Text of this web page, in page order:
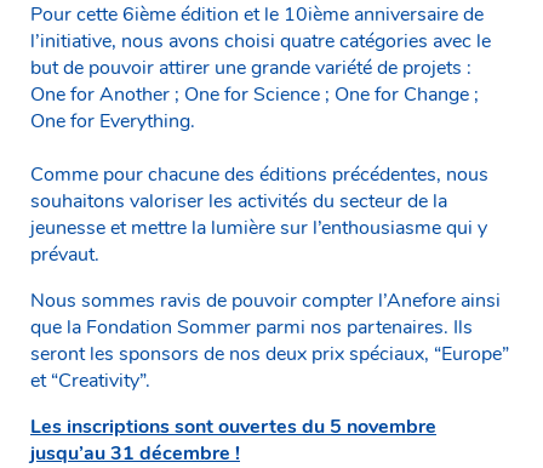
Pour cette 6ième édition et le 10ième anniversaire de
l’initiative, nous avons choisi quatre catégories avec le
but de pouvoir attirer une grande variété de projets :
One for Another ; One for Science ; One for Change ;
One for Everything.
Comme pour chacune des éditions précédentes, nous
souhaitons valoriser les activités du secteur de la
jeunesse et mettre la lumière sur l’enthousiasme qui y
prévaut.
Nous sommes ravis de pouvoir compter l’Anefore ainsi
que la Fondation Sommer parmi nos partenaires. Ils
seront les sponsors de nos deux prix spéciaux, “Europe”
et “Creativity”.
Les inscriptions sont ouvertes du 5 novembre
jusqu’au 31 décembre !